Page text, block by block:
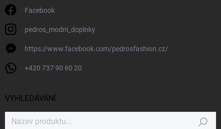
Facebook
pedros_modni_doplnky
https://www.facebook.com/pedrosfashion.cz/
+420 737 90 60 20
VYHLEDÁVÁNÍ
Hledat